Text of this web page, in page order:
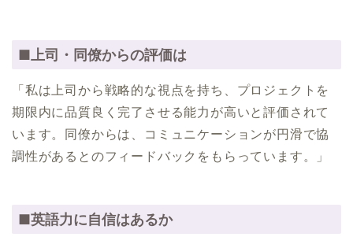
■上司・同僚からの評価は
「私は上司から戦略的な視点を持ち、プロジェクトを
期限内に品質良く完了させる能力が高いと評価されて
います。同僚からは、コミュニケーションが円滑で協
調性があるとのフィードバックをもらっています。」
■英語力に自信はあるか